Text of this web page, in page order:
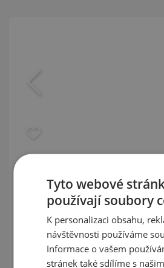
Různé typy
One,
DUBAILAND / DUBAI /
MAPA
Třída budovy: Hospodárný
Ceny: 172 389 -438 380€
Tyto webové
používají soubory
K personalizaci obsahu,
návštěvnosti používáme
Informace o vašem
stránek také sdílíme s